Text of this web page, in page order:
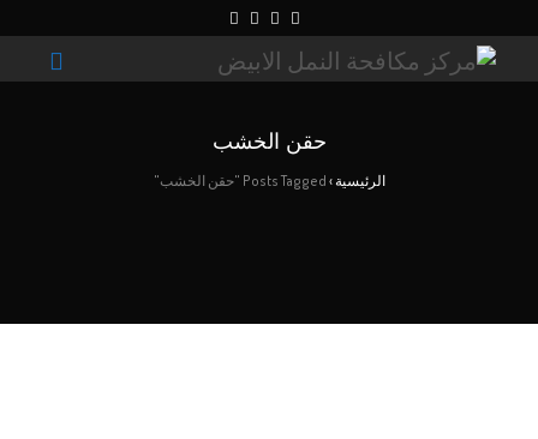
حقن الخشب
الرئيسية› Posts Tagged "حقن الخشب"